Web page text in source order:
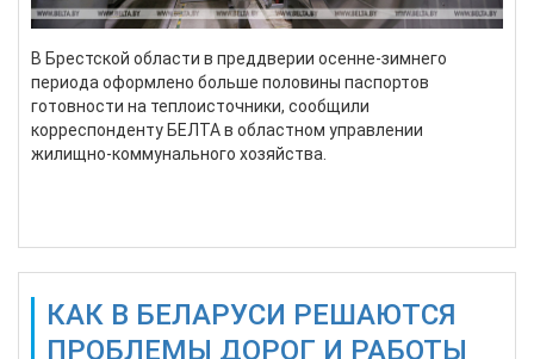
В Брестской области в преддверии осенне-зимнего
периода оформлено больше половины паспортов
готовности на теплоисточники, сообщили
корреспонденту БЕЛТА в областном управлении
жилищно-коммунального хозяйства.
КАК В БЕЛАРУСИ РЕШАЮТСЯ
ПРОБЛЕМЫ ДОРОГ И РАБОТЫ